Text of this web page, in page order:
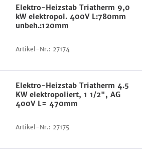
Elektro-Heizstab Triatherm 9,0
kW elektropol. 400V L:780mm
unbeh.:120mm
Artikel-Nr.: 27174
Elektro-Heizstab Triatherm 4.5
KW elektropoliert, 1 1/2", AG
400V L= 470mm
Artikel-Nr.: 27175